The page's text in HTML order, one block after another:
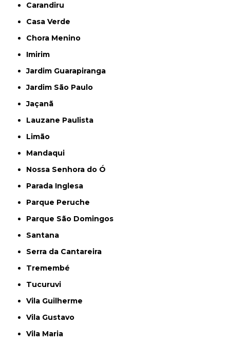
Carandiru
Casa Verde
Chora Menino
Imirim
Jardim Guarapiranga
Jardim São Paulo
Jaçanã
Lauzane Paulista
Limão
Mandaqui
Nossa Senhora do Ó
Parada Inglesa
Parque Peruche
Parque São Domingos
Santana
Serra da Cantareira
Tremembé
Tucuruvi
Vila Guilherme
Vila Gustavo
Vila Maria